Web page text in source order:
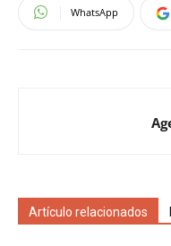
WhatsApp
Artículo relacionados